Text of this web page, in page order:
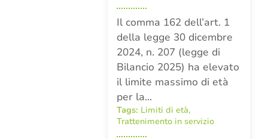
Il comma 162 dell’art. 1
della legge 30 dicembre
2024, n. 207 (legge di
Bilancio 2025) ha elevato
il limite massimo di età
per la…
Tags: Limiti di età,
Trattenimento in servizio